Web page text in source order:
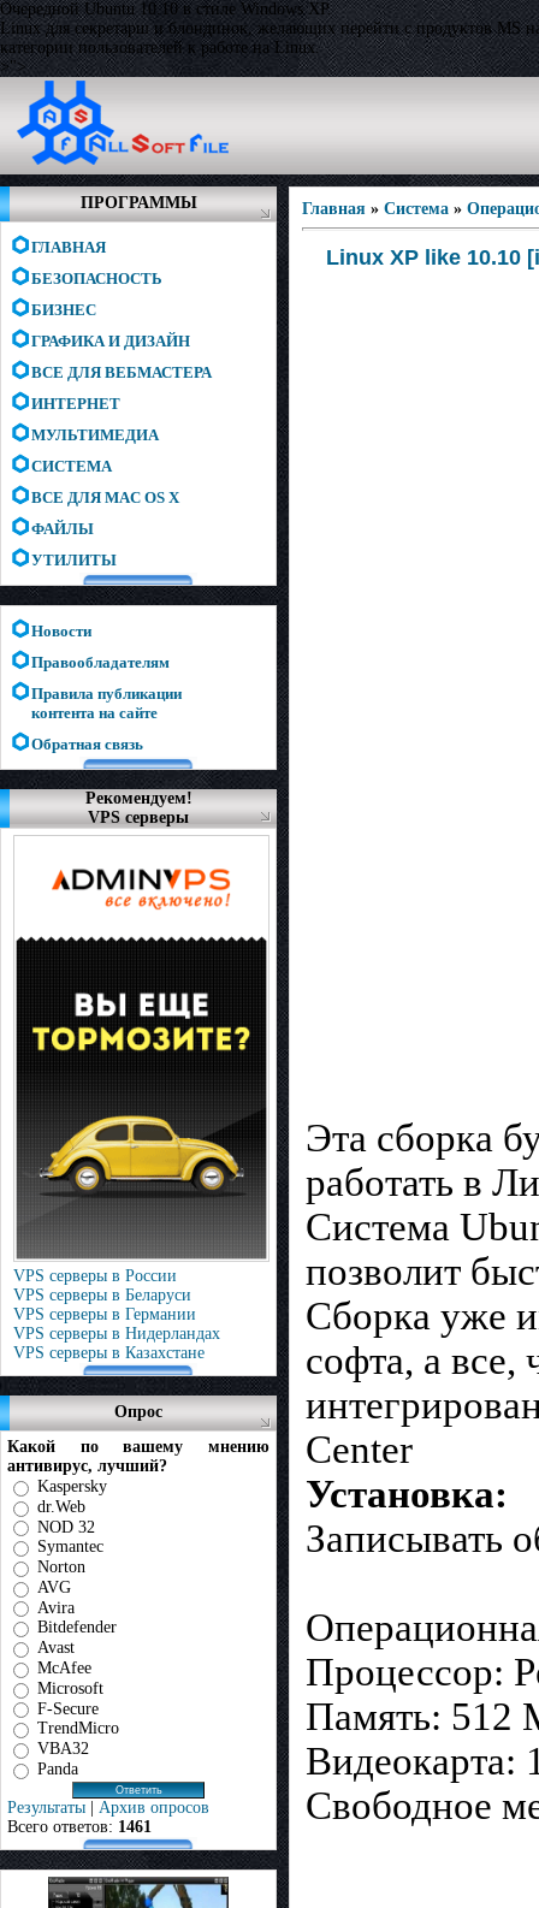
Очередной Ubuntu 10.10 в стиле Windows XP.
Linux для секретарш и блондинок, желающих перейти с продуктов MS
категории пользователей к работе на Linux.
>">
ПРОГРАММЫ
ГЛАВНАЯ
БЕЗОПАСНОСТЬ
БИЗНЕС
ГРАФИКА И ДИЗАЙН
ВСЕ ДЛЯ ВЕБМАСТЕРА
ИНТЕРНЕТ
МУЛЬТИМЕДИА
СИСТЕМА
ВСЕ ДЛЯ MAC OS X
ФАЙЛЫ
УТИЛИТЫ
Новости
Правообладателям
Правила публикации
контента на сайте
Обратная связь
Рекомендуем!
VPS серверы
VPS серверы в России
VPS серверы в Беларуси
VPS серверы в Германии
VPS серверы в Нидерландах
VPS серверы в Казахстане
Опрос
Какой по вашему мнению
антивирус, лучший?
Kaspersky
dr.Web
NOD 32
Symantec
Norton
AVG
Avira
Bitdefender
Avast
McAfee
Microsoft
F-Secure
TrendMicro
VBA32
Panda
Результаты | Архив опросов
Всего ответов: 1461
Главная » Система »
Linux XP like 10.10
Эта сборка
работать в
Система
позволит
Сборка уже
софта, а все,
Center
Установка:
Записывать
Процессор:
Память: 512
Видеокарта:
Свободное